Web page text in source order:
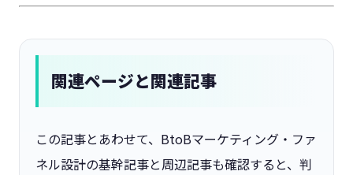
関連ページと関連記事
この記事とあわせて、BtoBマーケティング・ファ
ネル設計の基幹記事と周辺記事も確認すると、判